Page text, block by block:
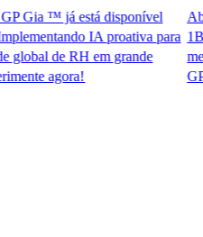
™ já está disponível
IA proativa para
de RH em grande
agora!​​
1B.
GP